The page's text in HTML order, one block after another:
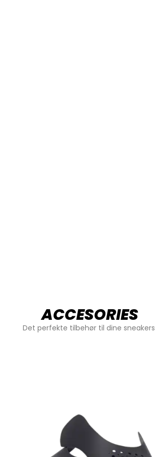
ACCESORIES
Det perfekte tilbehør til dine sneakers